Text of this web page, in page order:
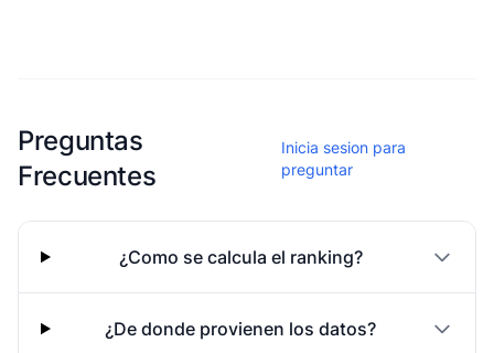
Preguntas
Frecuentes
Inicia sesion para
preguntar
¿Como se calcula el ranking?
¿De donde provienen los datos?